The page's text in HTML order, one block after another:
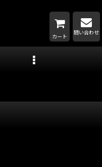
カート
問い合わせ